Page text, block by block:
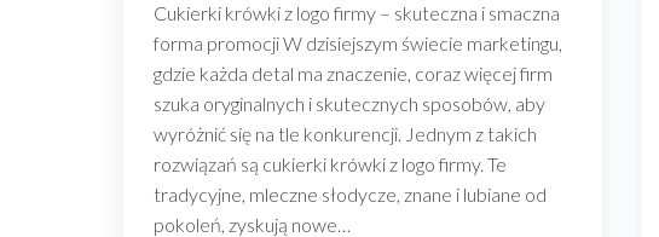
Cukierki krówki z logo firmy – skuteczna i smaczna
forma promocji W dzisiejszym świecie marketingu,
gdzie każda detal ma znaczenie, coraz więcej firm
szuka oryginalnych i skutecznych sposobów, aby
wyróżnić się na tle konkurencji. Jednym z takich
rozwiązań są cukierki krówki z logo firmy. Te
tradycyjne, mleczne słodycze, znane i lubiane od
pokoleń, zyskują nowe…